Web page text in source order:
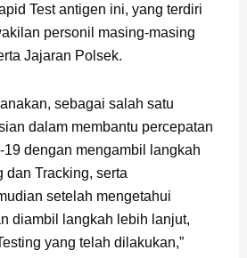
Test antigen ini, yang terdiri
personil masing-masing
Jajaran Polsek.
sebagai salah satu
dalam membantu percepatan
dengan mengambil langkah
dan Tracking, serta
setelah mengetahui
diambil langkah lebih lanjut,
yang telah dilakukan,”